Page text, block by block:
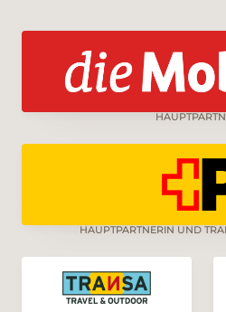
HAUPTPARTNERIN UND